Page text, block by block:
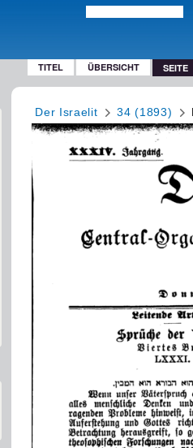
TITEL ÜBERSICHT SEITE
Der Israelit 34 (1893)